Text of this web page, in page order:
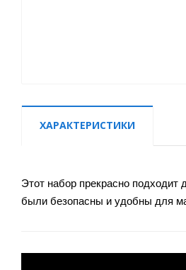
ХАРАКТЕРИСТИКИ
Этот набор прекрасно подходит
были безопасны и удобны для